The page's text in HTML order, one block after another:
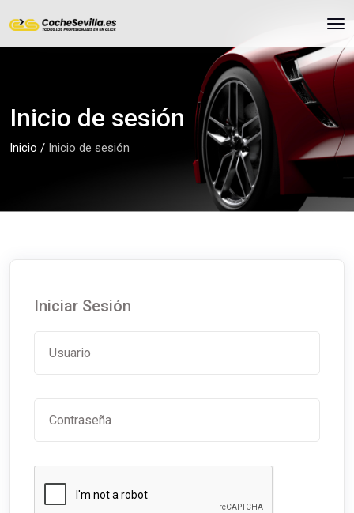
Inicio de sesión
Inicio / Inicio de sesión
Iniciar Sesión